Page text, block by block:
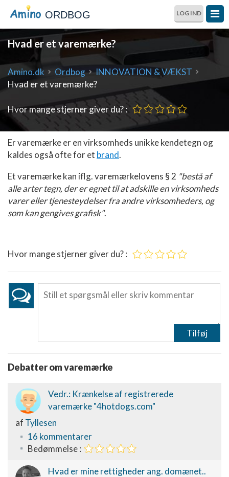
ORDBOG LOG IND
Hvad er et varemærke?
Amino.dk Ordbog
INNOVATION & VÆKST
Hvad er et varemærke?
Hvor mange stjerner giver du? :
Er varemærke er en virksomheds unikke kendetegn og
kaldes også ofte for et brand.
Et varemærke kan iflg. varemærkelovens § 2 "bestå af
alle arter tegn, der er egnet til at adskille en virksomheds
varer eller tjenesteydelser fra andre virksomheders, og
som kan gengives grafisk".
Hvor mange stjerner giver du? :
Tilføj
Debatter om varemærke
Vedr.: Krænkelse af registrerede
varemærke "4hotdogs.com"
af Tyllesen
16 kommentarer
Bedømmelse :
Hvad er mine rettigheder ang. domænet..